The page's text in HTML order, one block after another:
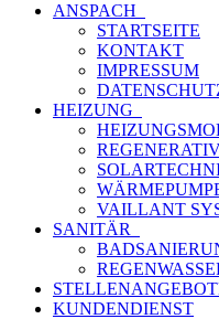
ANSPACH
STARTSEITE
KONTAKT
IMPRESSUM
HEIZUNG
VAILLANT
SANITÄR
KUNDENDIENST